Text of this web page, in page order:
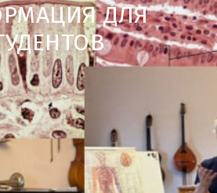
ДЛЯ